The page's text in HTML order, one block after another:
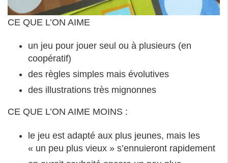
CE QUE L’ON AIME
un jeu pour jouer seul ou à plusieurs (en
coopératif)
des règles simples mais évolutives
des illustrations très mignonnes
CE QUE L’ON AIME MOINS :
le jeu est adapté aux plus jeunes, mais les
« un peu plus vieux » s’ennuieront rapidement